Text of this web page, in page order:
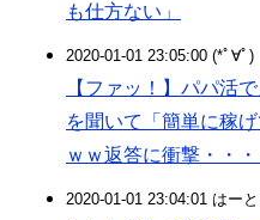
も仕方ない」
2020-01-01 23:05:00 (*ﾟ∀ﾟ
【ファッ！】パパ活
を聞いて「簡単に稼
ｗｗ返答に衝撃・・・
2020-01-01 23:04:01 はー